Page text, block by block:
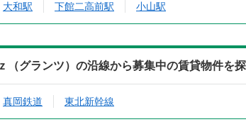
大和駅 下館二高前駅 小山駅
（グランツ）の沿線から募集中の賃貸物件を
真岡鉄道 東北新幹線